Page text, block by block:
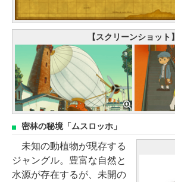
【スクリーンショット】
密林の秘境「ムスロッホ」
未知の動植物が現存する
ジャングル。豊富な自然と
水源が存在するが、未開の